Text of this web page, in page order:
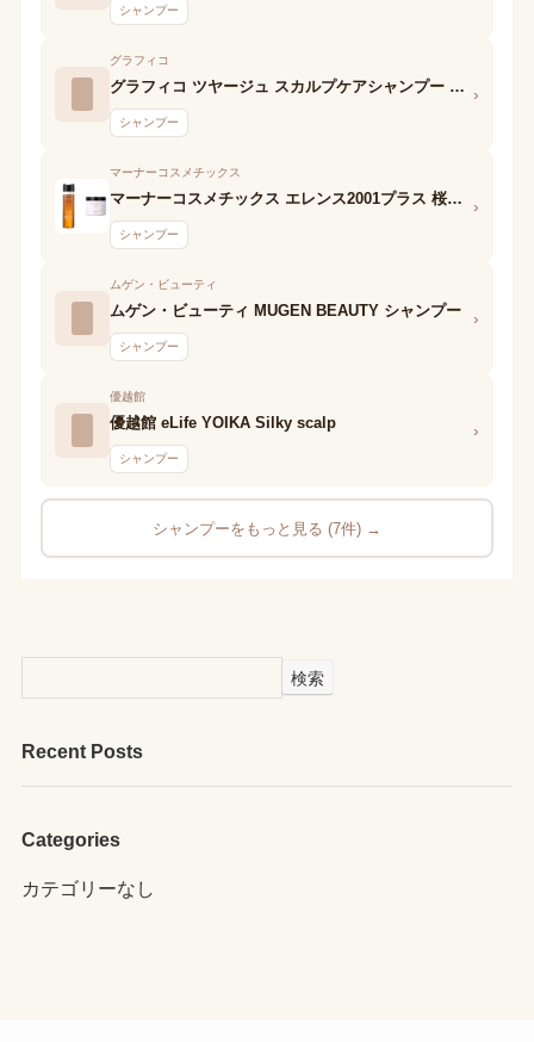
シャンプー
グラフィコ
グラフィコ ツヤージュ スカルプケアシャンプー シャルドネ
シャンプー
›
マーナーコスメチックス
マーナーコスメチックス エレンス2001プラス 桜茶シャンプー
シャンプー
›
ムゲン・ビューティ
ムゲン・ビューティ MUGEN BEAUTY シャンプー
シャンプー
›
優越館
優越館 eLife YOIKA Silky scalp
シャンプー
›
シャンプーをもっと見る (7件) →
検索
Recent Posts
Categories
カテゴリーなし